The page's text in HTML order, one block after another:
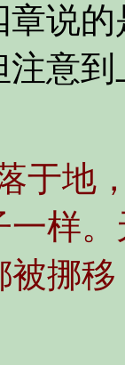
说
意
于地
一样
挪